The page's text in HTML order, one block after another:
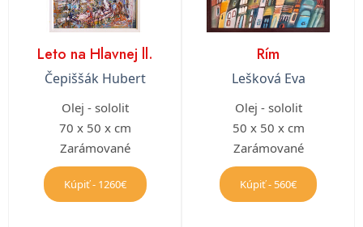
Leto na Hlavnej ll.
Čepiššák Hubert
Olej - sololit
70 x 50 x cm
Zarámované
Kúpiť - 1260€
Rím
Lešková Eva
Olej - sololit
50 x 50 x cm
Zarámované
Kúpiť - 560€